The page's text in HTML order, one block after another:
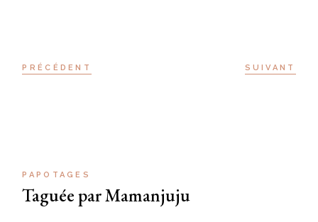
PRÉCÉDENT SUIVANT
PAPOTAGES
Taguée par Mamanjuju